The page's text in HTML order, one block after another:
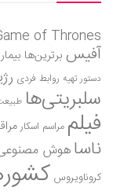
of Thrones
آفیس برترین‌ها
دستور تهیه روابط فردی
سلبریتی‌ها
فیلم مراسم اسکار
ناساهوش
کروناویروس